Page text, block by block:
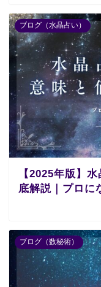
ブログ（水晶占い）
【2025年版】
底解説｜プロに
ブログ（数秘術）